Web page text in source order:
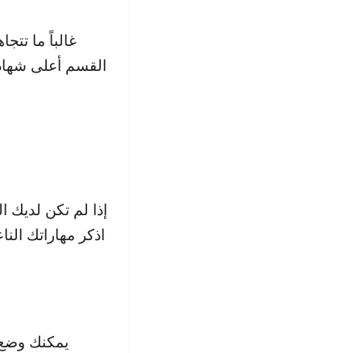
غالباً ما
القسم أعلى
إذا لم تكن لديك
يمكنك وضع